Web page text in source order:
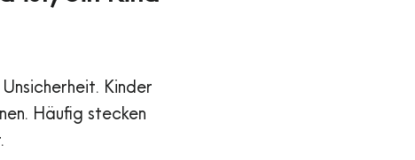
Kinder
Häufig stecken